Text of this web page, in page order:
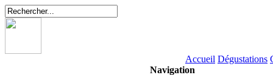
Accueil Dégustations
Navigation